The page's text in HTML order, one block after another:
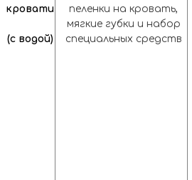
кровати
(с водой)
пеленки на кровать,
мягкие губки и набор
специальных средств